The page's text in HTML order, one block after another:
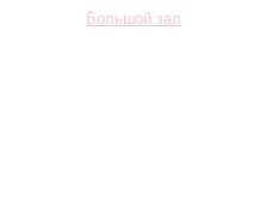
Большой зал